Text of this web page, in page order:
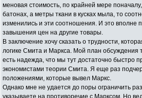
меновая стоимость, по крайней мере
батонах, а метры ткани в кусках мыла, то
изменились и эти соотношения. И это вполне
завышения цен на другие товары.
В заключение хочу сказать о трудности,
логике Смита и Маркса. Мой план обсуждения
есть надежда, что мы тут достаточно быстро
экономистами теории Смита. Я еще раз
положениями, которые вывел Маркс.
Однако мне не удается до поры ограничить
указываете на противоречие с Марксом. Но